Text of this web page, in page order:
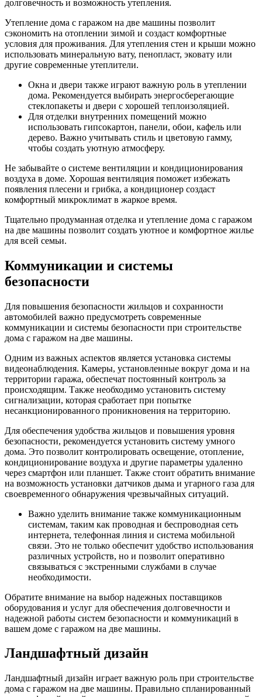
долговечность и возможность утепления.
Утепление дома с гаражом на две машины позволит
сэкономить на отоплении зимой и создаст комфортные
условия для проживания. Для утепления стен и крыши можно
использовать минеральную вату, пенопласт, эковату или
другие современные утеплители.
Окна и двери также играют важную роль в утеплении
дома. Рекомендуется выбирать энергосберегающие
стеклопакеты и двери с хорошей теплоизоляцией.
Для отделки внутренних помещений можно
использовать гипсокартон, панели, обои, кафель или
дерево. Важно учитывать стиль и цветовую гамму,
чтобы создать уютную атмосферу.
Не забывайте о системе вентиляции и кондиционирования
воздуха в доме. Хорошая вентиляция поможет избежать
появления плесени и грибка, а кондиционер создаст
комфортный микроклимат в жаркое время.
Тщательно продуманная отделка и утепление дома с гаражом
на две машины позволит создать уютное и комфортное жилье
для всей семьи.
Коммуникации и системы
безопасности
Для повышения безопасности жильцов и сохранности
автомобилей важно предусмотреть современные
коммуникации и системы безопасности при строительстве
дома с гаражом на две машины.
Одним из важных аспектов является установка системы
видеонаблюдения. Камеры, установленные вокруг дома и на
территории гаража, обеспечат постоянный контроль за
происходящим. Также необходимо установить систему
сигнализации, которая сработает при попытке
несанкционированного проникновения на территорию.
Для обеспечения удобства жильцов и повышения уровня
безопасности, рекомендуется установить систему умного
дома. Это позволит контролировать освещение, отопление,
кондиционирование воздуха и другие параметры удаленно
через смартфон или планшет. Также стоит обратить внимание
на возможность установки датчиков дыма и угарного газа для
своевременного обнаружения чрезвычайных ситуаций.
Важно уделить внимание также коммуникационным
системам, таким как проводная и беспроводная сеть
интернета, телефонная линия и система мобильной
связи. Это не только обеспечит удобство использования
различных устройств, но и позволит оперативно
связываться с экстренными службами в случае
необходимости.
Обратите внимание на выбор надежных поставщиков
оборудования и услуг для обеспечения долговечности и
надежной работы систем безопасности и коммуникаций в
вашем доме с гаражом на две машины.
Ландшафтный дизайн
Ландшафтный дизайн играет важную роль при строительстве
дома с гаражом на две машины. Правильно спланированный